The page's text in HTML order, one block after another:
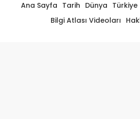
Ana Sayfa Tarih Dünya Türkiye
Bilgi Atlası Videoları